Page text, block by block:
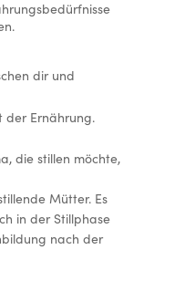
dir und
der Ernährung.
die stillen möchte,
Mütter. Es
in der Stillphase
nach der